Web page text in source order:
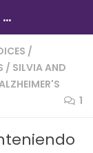
Alzheimers and Dementia Blog - Alzheimers Association of Northern California and Northern Nevada
/
/ SILVIA AND
1